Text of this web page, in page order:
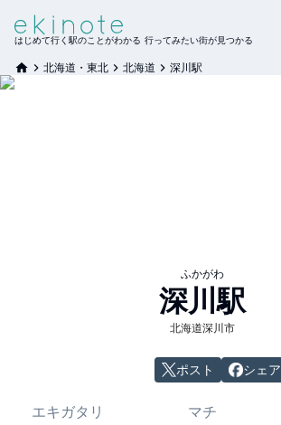
はじめて行く駅のことがわかる 行ってみたい街が見つかる
北海道・東北 北海道 深川駅
ふかがわ
深川駅
北海道深川市
ポスト シェア
エキガタリ マチ